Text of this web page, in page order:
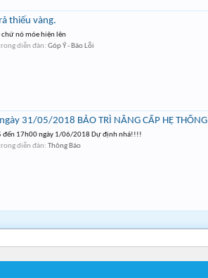
thiếu vàng.
chứ nó móe hiện lên
diễn đàn: Góp Ý - Báo Lỗi
31/05/2018 BẢO TRÌ NÂNG CẤP HỆ THỐNG
đến 17h00 ngày 1/06/2018 Dự định nhá!!!!
diễn đàn: Thông Báo